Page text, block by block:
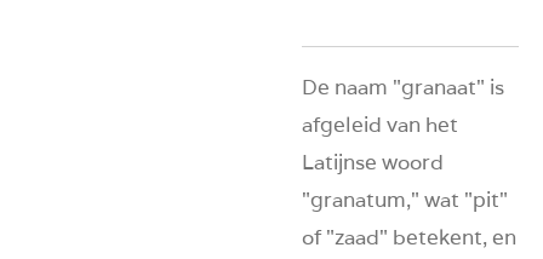
De naam "granaat" is
afgeleid van het
Latijnse woord
"granatum," wat "pit"
of "zaad" betekent, en